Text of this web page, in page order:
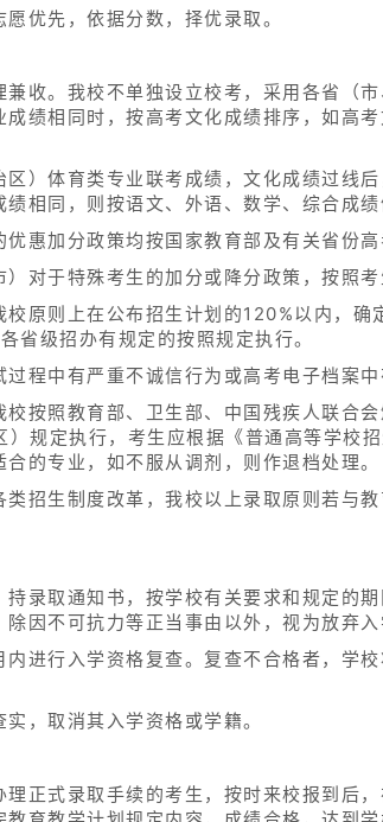
优先，依据分数，择优录取。
兼收。我校不单独设立校考，采用各省（
绩相同时，按高考文化成绩排序，如高
区）体育类专业联考成绩，文化成绩过线
相同，则按语文、外语、数学、综合成绩
惠加分政策均按国家教育部及有关省份
对于特殊考生的加分或降分政策，按照
原则上在公布招生计划的120%以内，
省级招办有规定的按照规定执行。
程中有严重不诚信行为或高考电子档案
按照教育部、卫生部、中国残疾人联合
规定执行，考生应根据《普通高等学校
的专业，如不服从调剂，则作退档处理。
招生制度改革，我校以上录取原则若与
录取通知书，按学校有关要求和规定的
因不可抗力等正当事由以外，视为放弃入
进行入学资格复查。复查不合格者，学
，取消其入学资格或学籍。
正式录取手续的考生，按时来校报到后